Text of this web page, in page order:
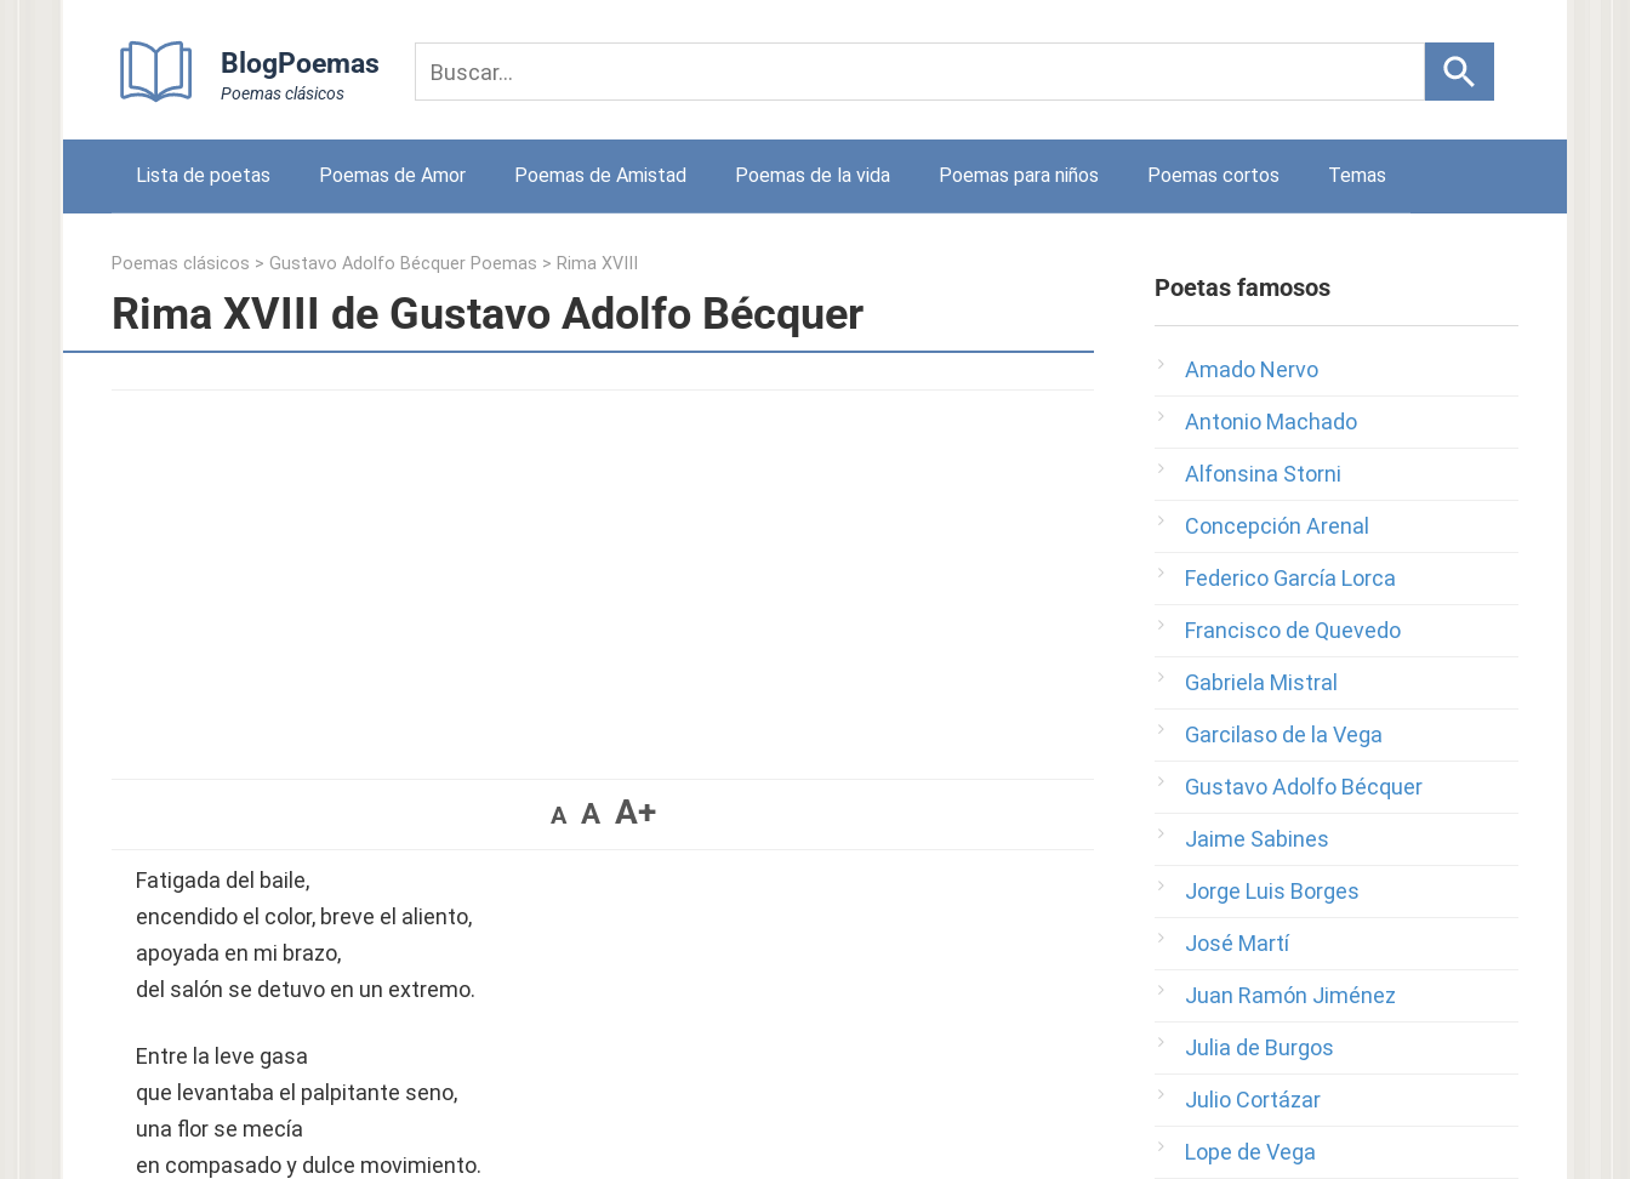
BlogPoemas
Poemas clásicos
Lista de poetas Poemas de Amor Poemas de Amistad Poemas de la vida Poemas para niños Poemas cortos Temas
Poemas clásicos > Gustavo Adolfo Bécquer Poemas > Rima XVIII
Rima XVIII de Gustavo Adolfo Bécquer
A A A+
Fatigada del baile,
encendido el color, breve el aliento,
apoyada en mi brazo,
del salón se detuvo en un extremo.
Entre la leve gasa
que levantaba el palpitante seno,
una flor se mecía
en compasado y dulce movimiento.
Poetas famosos
Amado Nervo
Antonio Machado
Alfonsina Storni
Concepción Arenal
Federico García Lorca
Francisco de Quevedo
Gabriela Mistral
Garcilaso de la Vega
Gustavo Adolfo Bécquer
Jaime Sabines
Jorge Luis Borges
José Martí
Juan Ramón Jiménez
Julia de Burgos
Julio Cortázar
Lope de Vega